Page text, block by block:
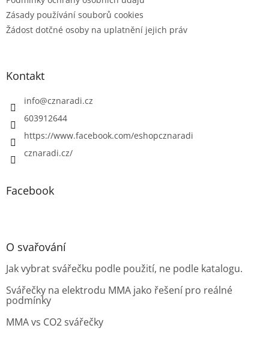
Zásady používání souborů cookies
Žádost dotčné osoby na uplatnění jejich práv
Kontakt
info@cznaradi.cz
603912644
https://www.facebook.com/eshopcznaradi
cznaradi.cz/
Facebook
O svařování
Jak vybrat svářečku podle použití, ne podle katalogu.
Svářečky na elektrodu MMA jako řešení pro reálné
podmínky
MMA vs CO2 svářečky